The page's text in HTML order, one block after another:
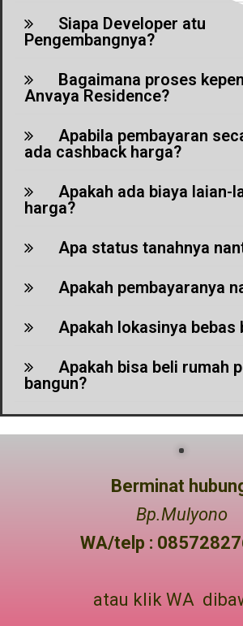
Siapa Developer atu
Pengembangnya?
Bagaimana proses
Anvaya Residence?
Apabila pembayaran
ada cashback harga?
Apakah ada biaya laian-
harga?
Apa status tanahnya
Apakah pembayaranya
Apakah lokasinya bebas
Apakah bisa beli rumah
bangun?
Berminat
Bp.Mulyono
WA/telp :
atau klik WA